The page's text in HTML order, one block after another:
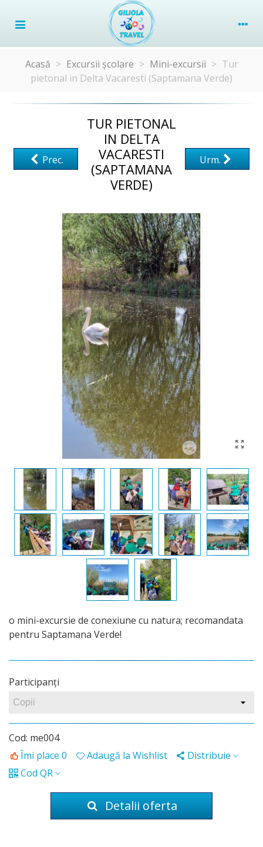
Acasă > Excursii școlare > Mini-excursii > Tur
pietonal in Delta Vacaresti (Saptamana Verde)
Prec.
TUR PIETONAL
IN DELTA
VACARESTI
(SAPTAMANA
VERDE)
Urm.
o mini-excursie de conexiune cu natura; recomandata
pentru Saptamana Verde!
Participanţi
Cod: me004
Îmi place 0 Adaugă la Wishlist
Distribuie
Cod QR
Detalii oferta